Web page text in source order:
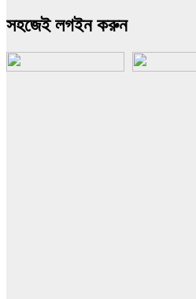
সহজেই লগইন করুন